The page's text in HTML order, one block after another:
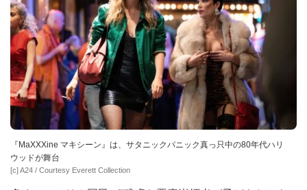
『MaXXXine マキシーン』は、サタニックパニック真っ只中の80年代ハリ
ウッドが舞台
[c] A24 / Courtesy Everett Collection